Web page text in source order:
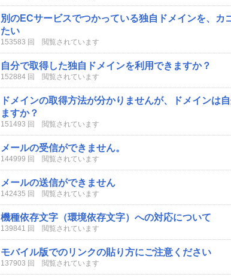
別のECサービスでつかっている独自ドメインを、カ
たい
153583 回 閲覧されています
自分で取得した独自ドメインを利用できますか？
152884 回 閲覧されています
ドメインの取得方法が分かりませんが、ドメインは
ますか？
151493 回 閲覧されています
メールの受信ができません。
144999 回 閲覧されています
メールの送信ができません
142435 回 閲覧されています
機種依存文字（環境依存文字）への対応について
139841 回 閲覧されています
モバイル版でのリンクの貼り方にご注意ください
137903 回 閲覧されています